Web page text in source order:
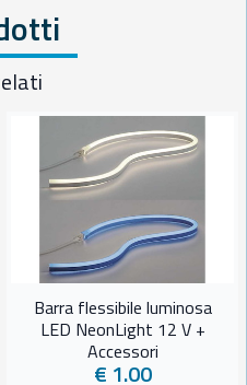
Barra flessibile luminosa
LED NeonLight 12 V +
Accessori
€ 1.00